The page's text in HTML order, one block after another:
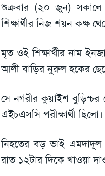
শুক্রবার (২০ জুন) সকালে
শিক্ষার্থীর নিজ শয়ন কক্ষ
মৃত ওই শিক্ষার্থীর নাম
আলী বাড়ির নুরুল হকের
সে নগরীর কুয়াইশ
এইচএসসি পরীক্ষার্থী
নিহতের বড় ভাই
রাত ১২টার দিকে খাওয়া